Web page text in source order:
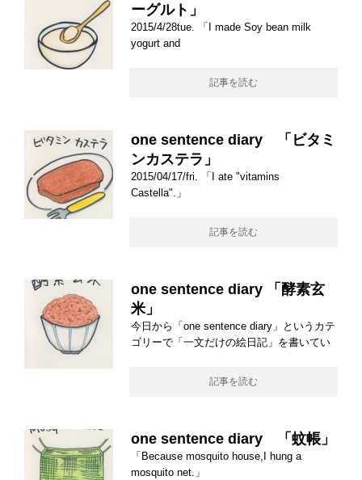
ーグルト」
2015/4/28tue. 「I made Soy bean milk
yogurt and
記事を読む
one sentence diary 「ビタミ
ンカステラ」
2015/04/17/fri. 「I ate "vitamins
Castella".」
記事を読む
one sentence diary 「酵素玄
米」
今日から「one sentence diary」というカテ
ゴリーで「一文だけの絵日記」を書いてい
記事を読む
one sentence diary 「蚊帳」
「Because mosquito house,I hung a
mosquito net.」